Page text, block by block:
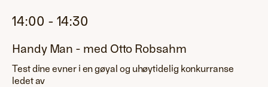
14:00 - 14:30
Handy Man - med Otto Robsahm
Test dine evner i en gøyal og uhøytidelig konkurranse
ledet av